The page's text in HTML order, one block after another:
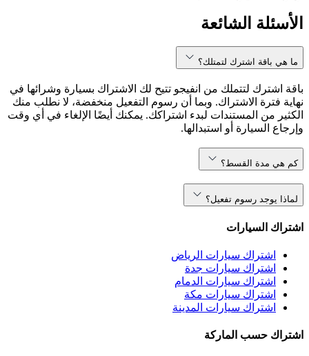
الأسئلة الشائعة
ما هي باقة اشترك لتمتلك؟
باقة اشترك لتتملك من انفيجو تتيح لك الاشتراك بسيارة وشرائها في
نهاية فترة الاشتراك. وبما أن رسوم التفعيل منخفضة، لا نطلب منك
الكثير من المستندات لبدء اشتراكك. يمكنك أيضًا الإلغاء في أي وقت
وإرجاع السيارة أو استبدالها.
كم هي مدة القسط؟
لماذا يوجد رسوم تفعيل؟
اشتراك السيارات
اشتراك سيارات الرياض
اشتراك سيارات جدة
اشتراك سيارات الدمام
اشتراك سيارات مكة
اشتراك سيارات المدينة
اشتراك حسب الماركة